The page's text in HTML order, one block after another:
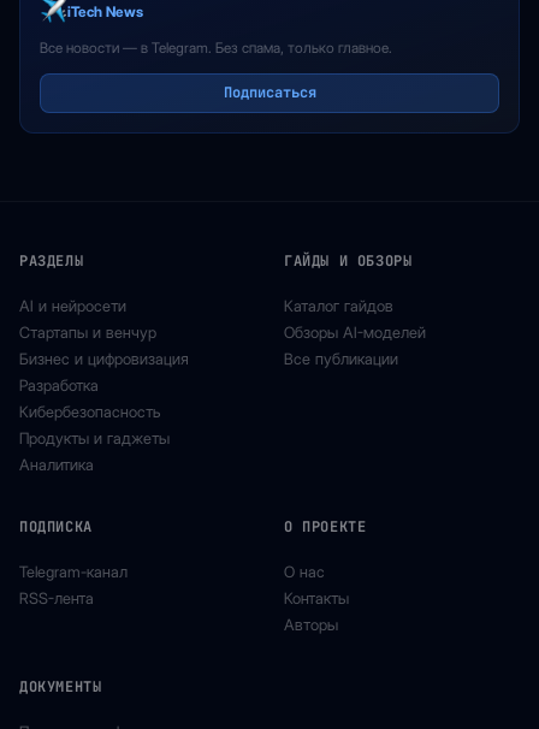
iTech News
Все новости — в Telegram. Без спама, только главное.
Подписаться
РАЗДЕЛЫ
AI и нейросети
Стартапы и венчур
Бизнес и цифровизация
Разработка
Кибербезопасность
Продукты и гаджеты
Аналитика
ГАЙДЫ И ОБЗОРЫ
Каталог гайдов
Обзоры AI-моделей
Все публикации
ПОДПИСКА
Telegram-канал
RSS-лента
О ПРОЕКТЕ
О нас
Контакты
Авторы
ДОКУМЕНТЫ